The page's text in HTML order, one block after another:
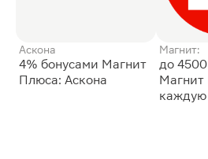
Аскона
4% бонусами Магнит
Плюса: Аскона
Магнит:
до
Магнит
каждую